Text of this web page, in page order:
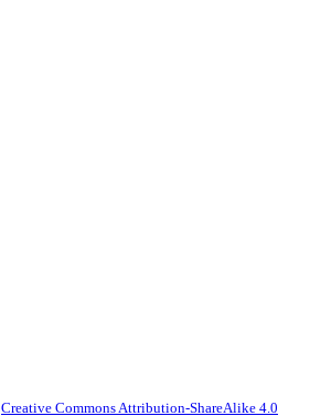
Creative Commons Attribution-ShareAlike 4.0